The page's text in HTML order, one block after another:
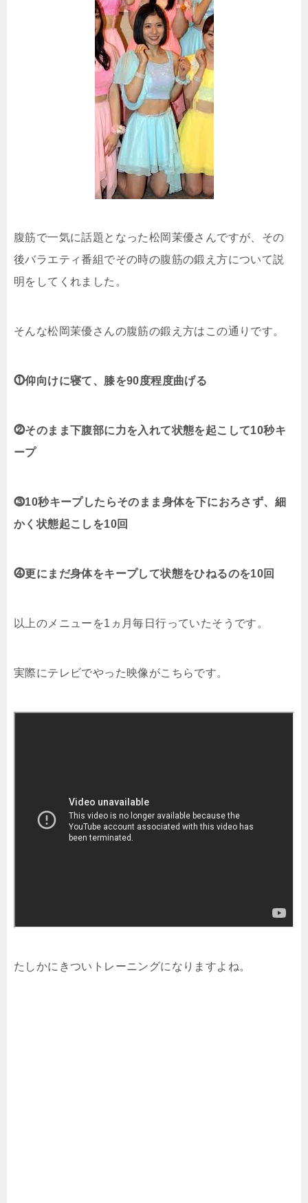
腹筋で一気に話題となった松岡茉優さんですが、その
後バラエティ番組でその時の腹筋の鍛え方について説
明をしてくれました。
そんな松岡茉優さんの腹筋の鍛え方はこの通りです。
⓵仰向けに寝て、膝を90度程度曲げる
⓶そのまま下腹部に力を入れて状態を起こして10秒キ
ープ
⓷10秒キープしたらそのまま身体を下におろさず、細
かく状態起こしを10回
⓸更にまだ身体をキープして状態をひねるのを10回
以上のメニューを1ヵ月毎日行っていたそうです。
実際にテレビでやった映像がこちらです。
たしかにきついトレーニングになりますよね。